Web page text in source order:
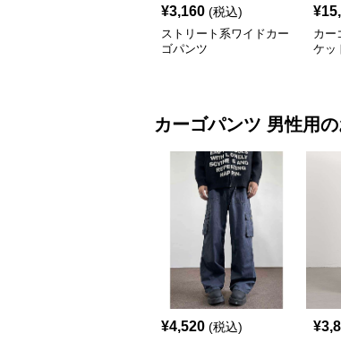
¥3,160 (税込)
ストリート系ワイドカー
ゴパンツ
¥
カー
ケッ
カーゴパンツ 男性用
¥4,520 (税込) ¥